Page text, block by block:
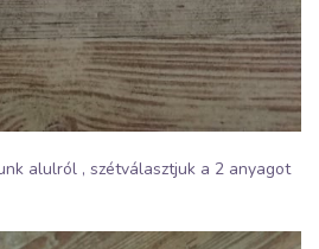
alulról , szétválasztjuk a 2 anyagot